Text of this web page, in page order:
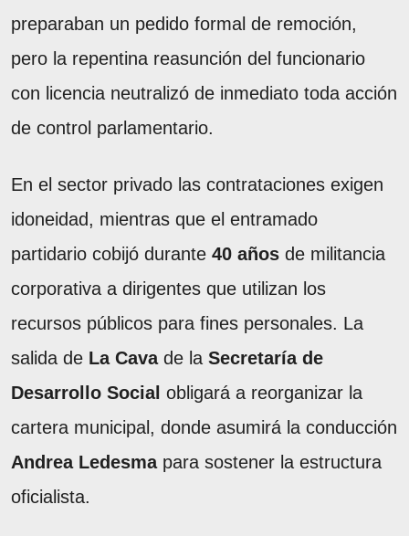
preparaban un pedido formal de remoción,
pero la repentina reasunción del funcionario
con licencia neutralizó de inmediato toda acción
de control parlamentario.
En el sector privado las contrataciones exigen
idoneidad, mientras que el entramado
partidario cobijó durante 40 años de militancia
corporativa a dirigentes que utilizan los
recursos públicos para fines personales. La
salida de La Cavade la Secretaría de
Desarrollo Social obligará a reorganizar la
cartera municipal, donde asumirá la conducción
Andrea Ledesmapara sostener la estructura
oficialista.